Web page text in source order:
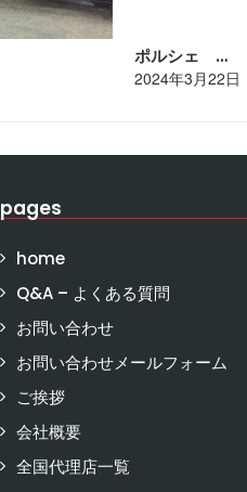
ポルシェ …
2024年3月22日
pages
home
Q&A – よくある質問
お問い合わせ
お問い合わせメールフォーム
ご挨拶
会社概要
全国代理店一覧